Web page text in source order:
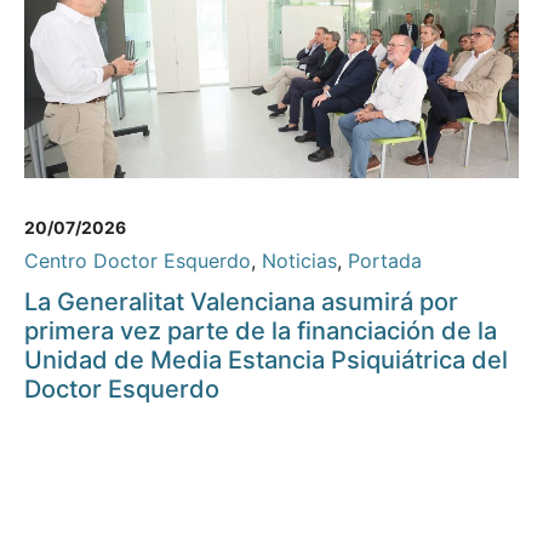
20/07/2026
Centro Doctor Esquerdo, Noticias, Portada
La Generalitat Valenciana asumirá por
primera vez parte de la financiación de la
Unidad de Media Estancia Psiquiátrica del
Doctor Esquerdo